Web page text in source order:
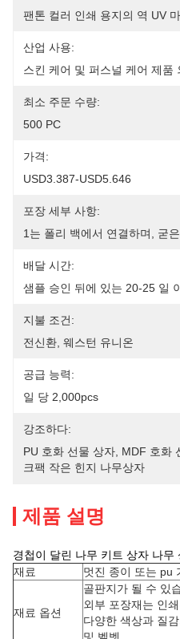
팬톤 컬러 인쇄 용지의 역 UV
산업 사용:
스킨 케어 및 퍼스널 케어 제품
최소 주문 수량:
500 PC
가격:
USD3.387-USD5.646
포장 세부 사항:
1는 폴리 백에서 연결하며, 굳
배달 시간:
샘플 승인 뒤에 있는 20-25 일
지불 조건:
전신환, 웨스턴 유니온
공급 능력:
일 당 2,000pcs
강조하다:
PU 호화 선물 상자 MDF 호화
크팩 작은 힌지 나무상자
제품 설명
경첩이 달린 나무 키트 상자 나
재료
멋진 종이 또는 pu
재료 옵션
골판지가 될 수 있
외부 포장재는 인쇄
다양한 색상과 질